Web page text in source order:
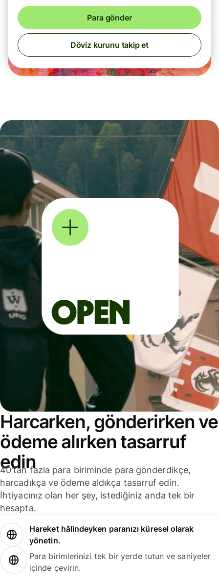
Para gönder
Döviz kurunu takip et
Harcarken, gönderirken ve
ödeme alırken tasarruf
edin
40'tan fazla para biriminde para gönderdikçe,
harcadıkça ve ödeme aldıkça tasarruf edin.
İhtiyacınız olan her şey, istediğiniz anda tek bir
hesapta.
Hareket hâlindeyken paranızı küresel olarak
yönetin.
Para birimlerinizi tek bir yerde tutun ve saniyeler
içinde çevirin.